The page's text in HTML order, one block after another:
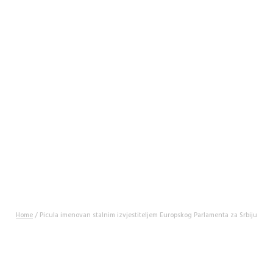
Home/ Picula imenovan stalnim izvjestiteljem Europskog Parlamenta za Srbiju